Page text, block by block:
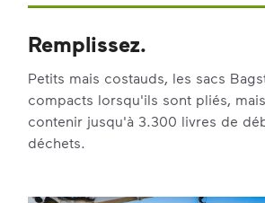
Remplissez.
Petits mais costauds, les sacs
compacts lorsqu'ils sont pliés,
contenir jusqu'à 3.300 livres de
déchets.